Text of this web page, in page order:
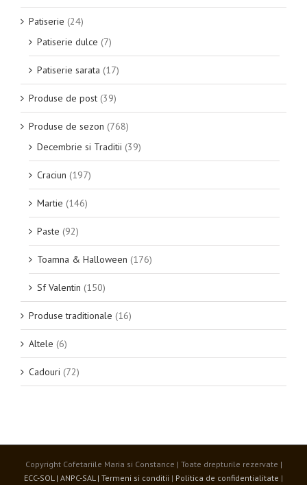
Patiserie (24)
Patiserie dulce (7)
Patiserie sarata (17)
Produse de post (39)
Produse de sezon (768)
Decembrie si Traditii (39)
Craciun (197)
Martie (146)
Paste (92)
Toamna & Halloween (176)
Sf Valentin (150)
Produse traditionale (16)
Altele (6)
Cadouri (72)
Copyright Cofetariile Maria si Constance | Toate drepturile rezervate |
ECC-SOL | ANPC-SAL | Termeni si conditii | Politica de confidentialitate |